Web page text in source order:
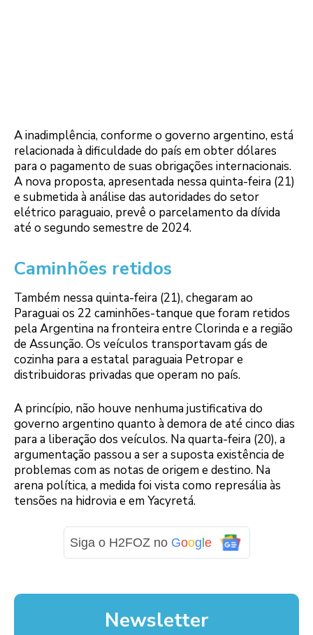
A inadimplência, conforme o governo argentino, está
relacionada à dificuldade do país em obter dólares
para o pagamento de suas obrigações internacionais.
A nova proposta, apresentada nessa quinta-feira (21)
e submetida à análise das autoridades do setor
elétrico paraguaio, prevê o parcelamento da dívida
até o segundo semestre de 2024.
Caminhões retidos
Também nessa quinta-feira (21), chegaram ao
Paraguai os 22 caminhões-tanque que foram retidos
pela Argentina na fronteira entre Clorinda e a região
de Assunção. Os veículos transportavam gás de
cozinha para a estatal paraguaia Petropar e
distribuidoras privadas que operam no país.
A princípio, não houve nenhuma justificativa do
governo argentino quanto à demora de até cinco dias
para a liberação dos veículos. Na quarta-feira (20), a
argumentação passou a ser a suposta existência de
problemas com as notas de origem e destino. Na
arena política, a medida foi vista como represália às
tensões na hidrovia e em Yacyretá.
Siga o H2FOZ no Goog e
Newsletter